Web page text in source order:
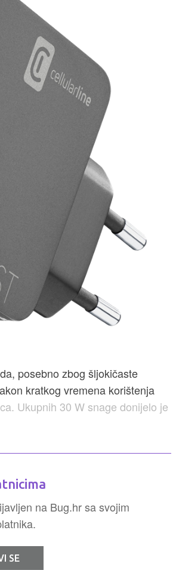
posebno zbog šljokičaste
kratkog vremena korištenja
Ukupnih 30 W snage donijelo je
na Bug.hr sa svojim
SE